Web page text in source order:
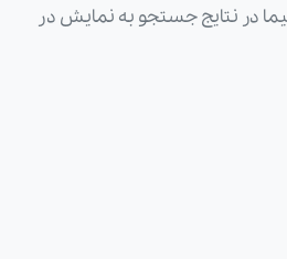
در نتایج جستجو به نمایش در